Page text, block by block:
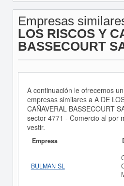
Empresas
LOS RISCOS Y
BASSECOURT
A continuación le ofrecemos
empresas similares a A DE
CAÑAVERAL BASSECOURT
sector 4771 - Comercio al por
vestir.
Empresa
BULMAN SL